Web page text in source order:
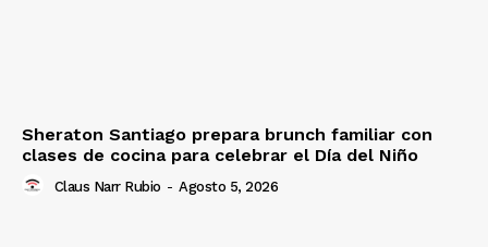
Sheraton Santiago prepara brunch familiar con
clases de cocina para celebrar el Día del Niño
Claus Narr Rubio - Agosto 5, 2026